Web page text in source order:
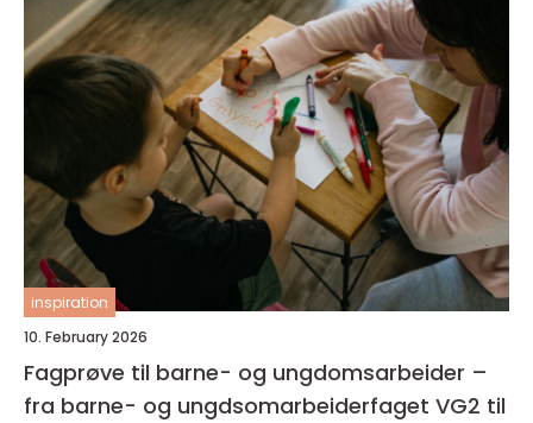
inspiration
10. February 2026
Fagprøve til barne- og ungdomsarbeider –
fra barne- og ungdsomarbeiderfaget VG2 til